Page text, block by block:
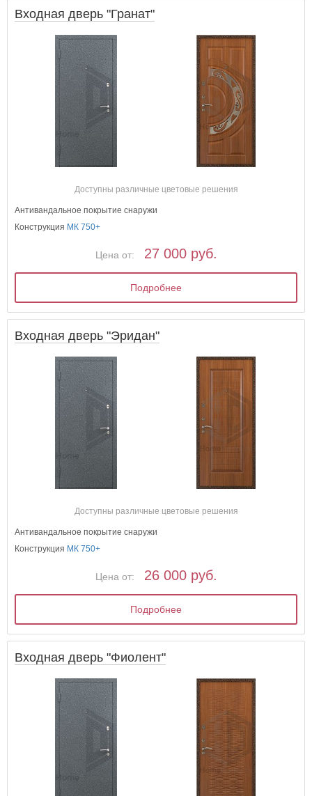
Входная дверь "Гранат"
Доступны различные цветовые решения
Антивандальное покрытие снаружи
Конструкция МК 750+
Цена от: 27 000 руб.
Подробнее
Входная дверь "Эридан"
Доступны различные цветовые решения
Антивандальное покрытие снаружи
Конструкция МК 750+
Цена от: 26 000 руб.
Подробнее
Входная дверь "Фиолент"